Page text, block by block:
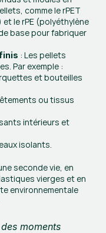
comme le rPET
le rPE (polyéthylène
base pour fabriquer
: Les pellets
Par exemple :
et bouteilles
ou tissus
intérieurs et
isolants.
seconde vie, en
vierges et en
environnementale
moments